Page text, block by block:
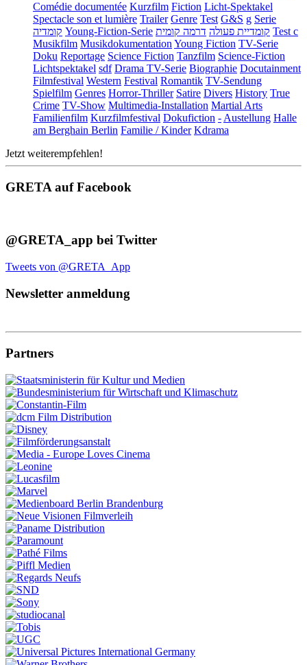
Comédie documentée Kurzfilm Fiction Licht-Spektakel
Spectacle son et lumière Trailer Genre Test G&S g Serie
קומדיה Young-Fiction-Serie קומדיית פעולה דרמה קומית
Test c
Musikfilm Musikdokumentation Young Fiction TV-Serie
Doku Reportage Science Fiction Tanzfilm Science-Fiction
Lichtspektakel sdf Drama TV-Serie Biographie Docutainment
Filmfestival Western Festival Romantik TV-Sendung
Spielfilm Genres Horror-Thriller Satire Divers History True
Crime TV-Show Multimedia-Installation Martial Arts
Familienfilm Kurzfilmfestival Dokufiction - Austellung Halle
am Berghain Berlin Familie / Kinder Kdrama
Jetzt weiterempfehlen!
GRETA auf Facebook
@GRETA_app bei Twitter
Tweets von @GRETA_App
Newsletter anmeldung
Partners